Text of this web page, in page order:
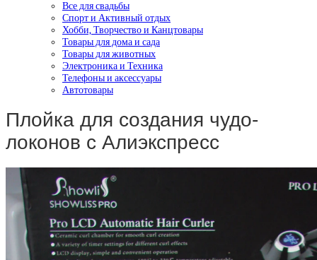
Все для свадьбы
Спорт и Активный отдых
Хобби, Творчество и Канцтовары
Товары для дома и сада
Товары для животных
Электроника и Техника
Телефоны и аксессуары
Автотовары
Плойка для создания чудо-
локонов с Алиэкспресс